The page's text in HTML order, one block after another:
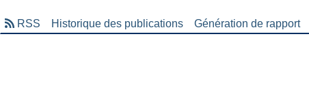
RSS Historique des publications Génération de rapport